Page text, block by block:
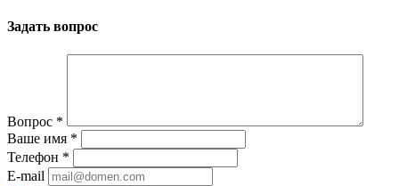
Задать вопрос
Вопрос *
Ваше имя *
Телефон *
E-mail